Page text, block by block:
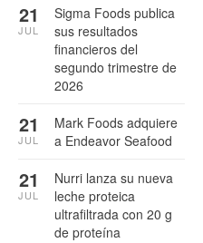
Sigma Foods publica
sus resultados
financieros del
segundo trimestre de
2026
21
JUL
Mark Foods adquiere
a Endeavor Seafood
21
JUL
Nurri lanza su nueva
leche proteica
ultrafiltrada con 20 g
de proteína
21
JUL